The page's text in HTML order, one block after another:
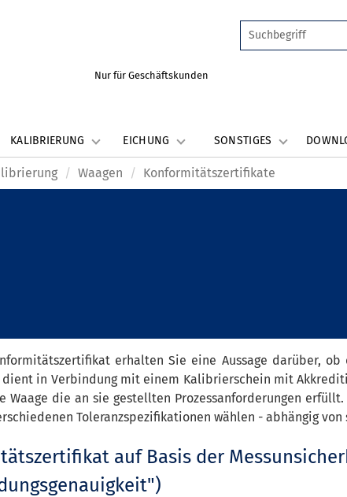
Nur für Geschäftskunden
KALIBRIERUNG EICHUNG SONSTIGES
Waagen Konformitätszertifikate
erhalten Sie eine Aussage darüber,
dient in Verbindung mit einem Kalibrierschein mit
Waage die an sie gestellten Prozessanforderungen
Toleranzspezifikationen wählen - abhängig
auf Basis der